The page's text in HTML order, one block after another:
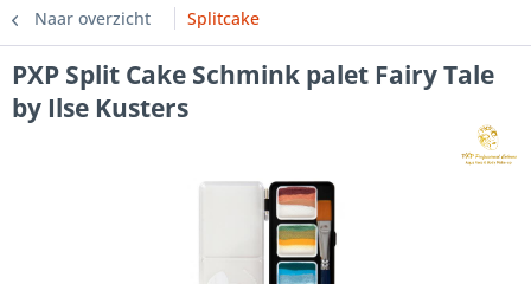
Naar overzicht Splitcake
PXP Split Cake Schmink palet Fairy Tale
by Ilse Kusters